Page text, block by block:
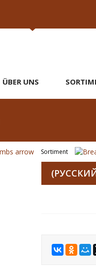
ÜBER UNS
Sortiment